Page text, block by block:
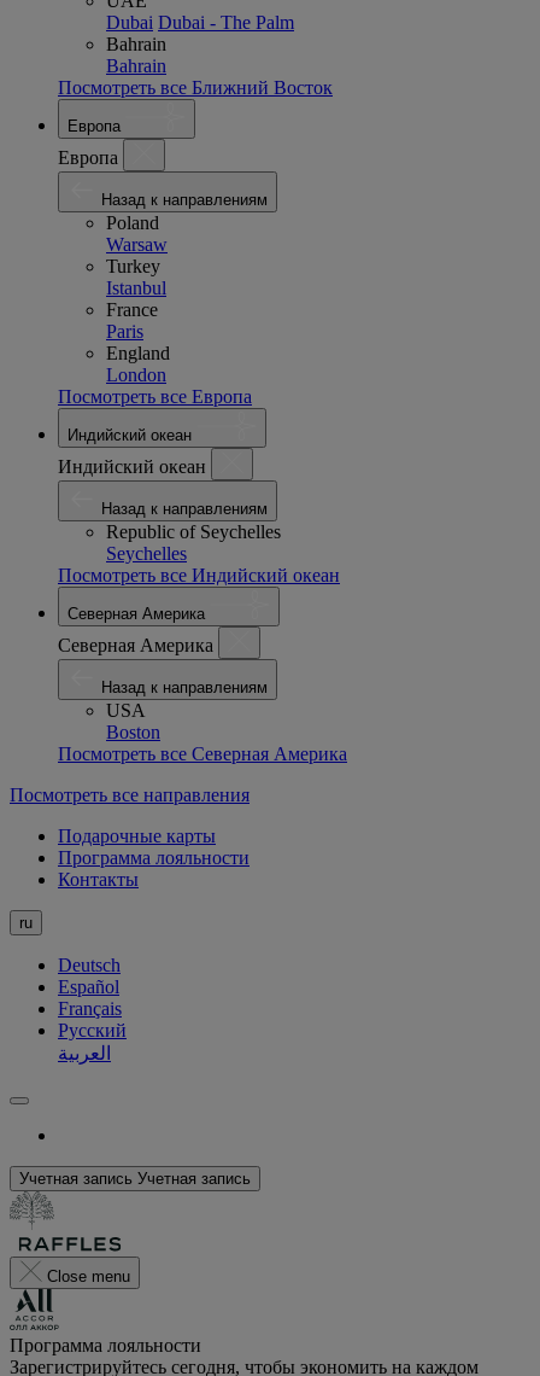
Dubai Dubai - The Palm
Bahrain
Bahrain
Посмотреть все Ближний Восток
Европа
Европа
Назад к направлениям
Poland
Warsaw
Turkey
Istanbul
France
Paris
England
London
Посмотреть все Европа
Индийский океан
Индийский океан
Назад к направлениям
Republic of Seychelles
Seychelles
Посмотреть все Индийский океан
Северная Америка
Северная Америка
Назад к направлениям
USA
Boston
Посмотреть все Северная Америка
Посмотреть все направления
Подарочные карты
Программа лояльности
Контакты
ru
Deutsch
Español
Français
Русский
العربية
Учетная запись Учетная запись
Close menu
Программа лояльности
Зарегистрируйтесь сегодня, чтобы экономить на каждом